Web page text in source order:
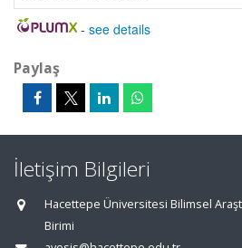
- see details
Paylaş
İletişim Bilgileri
Hacettepe Üniversitesi Bilimsel
Birimi